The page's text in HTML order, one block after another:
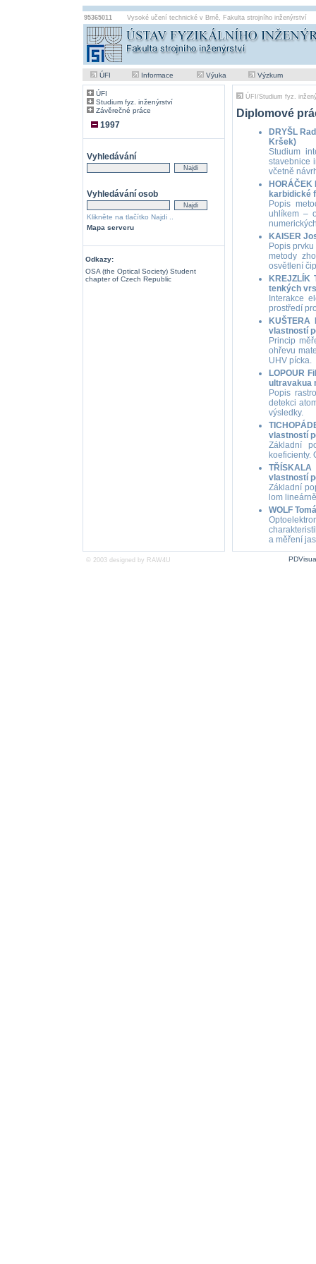
95365011 Vysoké učení technické v Brně, Fakulta strojního inženýrství
ÚFI Informace Výuka Výzkum
ÚFI
Studium fyz. inženýrství
Závěrečné práce
1997
Vyhledávání
Vyhledávání osob
Klikněte na tlačítko Najdi ..
Mapa serveru
Odkazy:
OSA (the Optical Society) Student
chapter of Czech Republic
ÚFI /Studium fyz.
Diplomové
DRYŠL
Kršek)
Studium
stavebnice
včetně
karbidické
Popis
uhlíkem –
KAISER
Popis
metody
osvětlení
tenkých
Interakce
prostředí
vlastností
Princip
ohřevu
UHV pícka.
LOPOUR
ultravakua
Popis
detekci
výsledky.
vlastností
Základní
koeficienty.
vlastností
Základní
lom
WOLF
a měření
© 2003 designed by RAW4U